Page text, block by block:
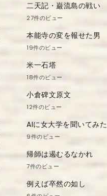
二天記・巌流島の戦い
27件のビュー
本能寺の変を報せた男
19件のビュー
米一石塔
18件のビュー
小倉碑文原文
12件のビュー
AIに女大学を聞いてみた
9件のビュー
帰師は遏むるなかれ
7件のビュー
例えば卒然の如し